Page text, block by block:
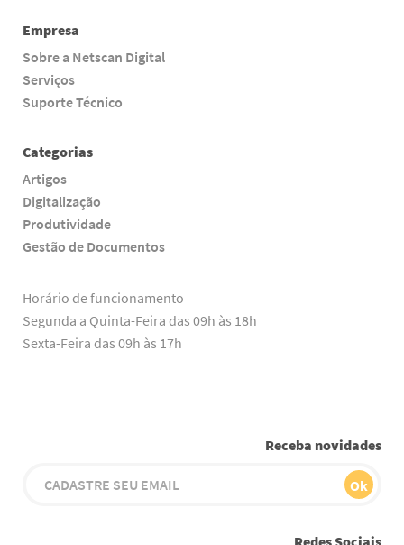
Empresa
Sobre a Netscan Digital
Serviços
Suporte Técnico
Categorias
Artigos
Digitalização
Produtividade
Gestão de Documentos
Horário de funcionamento
Segunda a Quinta-Feira das 09h às 18h
Sexta-Feira das 09h às 17h
Receba novidades
Redes Sociais